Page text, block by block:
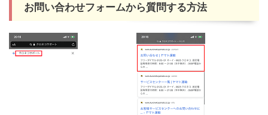
お問い合わせフォームから質問する方法